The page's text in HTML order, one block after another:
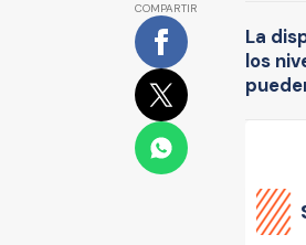
COMPARTIR
La
los